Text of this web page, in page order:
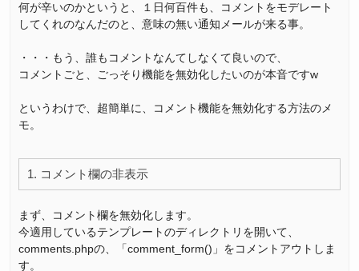
何が辛いのかというと、１日何百件も、コメントをモデレート
してくれのなんだのと、意味の無い通知メールが来る事。
・・・もう、誰もコメントなんてしなくて良いので、
コメントごと、ごっそり機能を無効化したいのが本音ですw
というわけで、超簡単に、コメント機能を無効化する方法のメ
モ。
1. コメント欄の非表示
まず、コメント欄を無効化します。
今適用しているテンプレートのディレクトリを開いて、
comments.phpの、「comment_form()」をコメントアウトしま
す。